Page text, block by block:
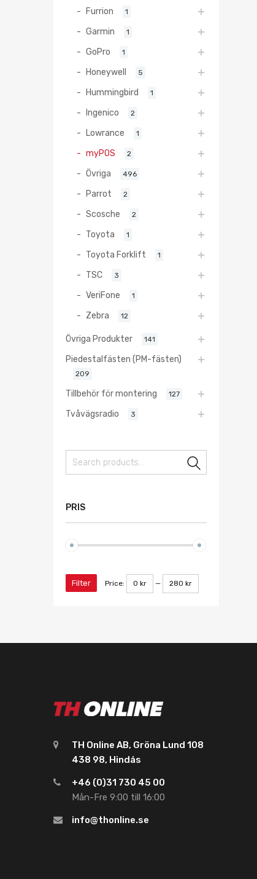
Furrion 1
Garmin 1
GoPro 1
Honeywell 5
Hummingbird 1
Ingenico 2
Lowrance 1
myPOS 2
Övriga 496
Parrot 2
Scosche 2
Toyota 1
Toyota Forklift 1
TSC 3
VeriFone 1
Zebra 12
Övriga Produkter 141
Piedestalfästen (PM-fästen)
209
Tillbehör för montering 127
Tvåvägsradio 3
PRIS
Filter Price: 0 kr — 280 kr
TH Online AB, Gröna Lund 108
438 98, Hindås
+46 (0)31 730 45 00
Mån-Fre 9:00 till 16:00
info@thonline.se